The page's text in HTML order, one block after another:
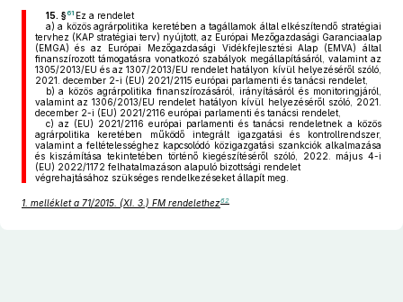
15. §61 Ez a rendelet
a) a közös agrárpolitika keretében a tagállamok által elkészítendő stratégiai
tervhez (KAP stratégiai terv) nyújtott, az Európai Mezőgazdasági Garanciaalap
(EMGA) és az Európai Mezőgazdasági Vidékfejlesztési Alap (EMVA) által
finanszírozott támogatásra vonatkozó szabályok megállapításáról, valamint az
1305/2013/EU és az 1307/2013/EU rendelet hatályon kívül helyezéséről szóló,
2021. december 2-i (EU) 2021/2115 európai parlamenti és tanácsi rendelet,
b) a közös agrárpolitika finanszírozásáról, irányításáról és monitoringjáról,
valamint az 1306/2013/EU rendelet hatályon kívül helyezéséről szóló, 2021.
december 2-i (EU) 2021/2116 európai parlamenti és tanácsi rendelet,
c) az (EU) 2021/2116 európai parlamenti és tanácsi rendeletnek a közös
agrárpolitika keretében működő integrált igazgatási és kontrollrendszer,
valamint a feltételességhez kapcsolódó közigazgatási szankciók alkalmazása
és kiszámítása tekintetében történő kiegészítéséről szóló, 2022. május 4-i
(EU) 2022/1172 felhatalmazáson alapuló bizottsági rendelet
végrehajtásához szükséges rendelkezéseket állapít meg.
1. melléklet a 71/2015. (XI. 3.) FM rendelethez62